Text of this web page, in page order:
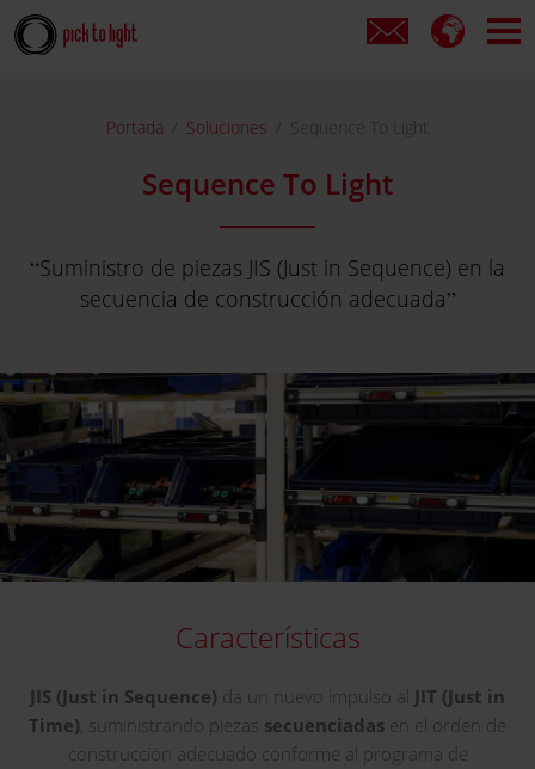
Portada Soluciones Sequence To Light
Sequence To Light
Suministro de piezas JIS (Just in Sequence) en la
secuencia de construcción adecuada
Características
JIS (Just in Sequence) da un nuevo impulso al JIT (Just in
Time), suministrando piezas secuenciadas en el orden de
construcción adecuado conforme al programa de